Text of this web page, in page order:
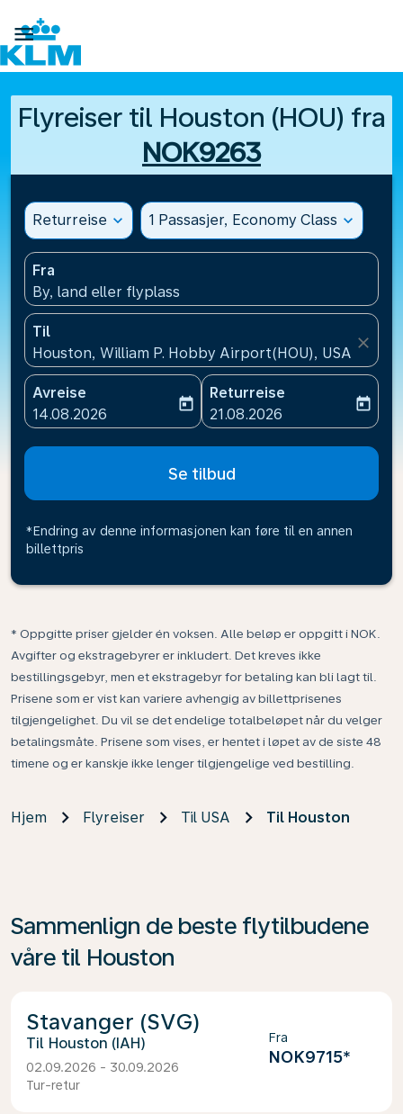

Flyreiser til Houston (HOU) fra
NOK9263
Returreise expand_more 1 Passasjer, Economy Class expand_more
Fra
By, land eller flyplass
Til
Houston, William P. Hobby Airport(HOU), USA
close
Avreise
fc-booking-departure-date-aria-label
14.08.2026
today
Returreise
fc-booking-return-date-
21.08.2026
today
Se tilbud
*Endring av denne informasjonen kan føre til en annen
billettpris
* Oppgitte priser gjelder én voksen. Alle beløp er oppgitt i NOK.
Avgifter og ekstragebyrer er inkludert. Det kreves ikke
bestillingsgebyr, men et ekstragebyr for betaling kan bli lagt til.
Prisene som er vist kan variere avhengig av billettprisenes
tilgjengelighet. Du vil se det endelige totalbeløpet når du velger
betalingsmåte. Prisene som vises, er hentet i løpet av de siste 48
timene og er kanskje ikke lenger tilgjengelige ved bestilling.
Hjem Flyreiser Til USA Til Houston
Sammenlign de beste flytilbudene
våre til Houston
Stavanger (SVG)
Houston (IAH)
02.09.2026 - 30.09.2026
Tur-retur
Fra
NOK9715*